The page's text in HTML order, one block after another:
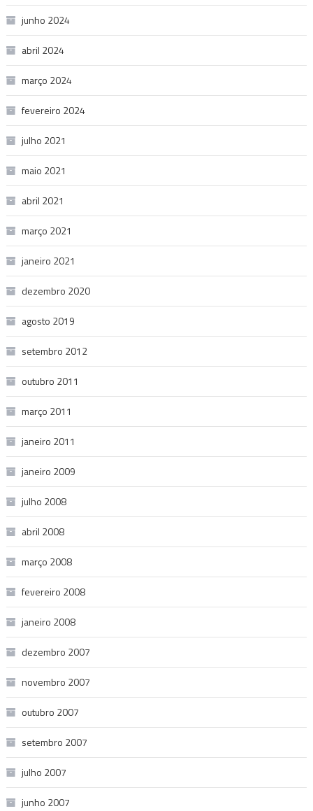
junho 2024
abril 2024
março 2024
fevereiro 2024
julho 2021
maio 2021
abril 2021
março 2021
janeiro 2021
dezembro 2020
agosto 2019
setembro 2012
outubro 2011
março 2011
janeiro 2011
janeiro 2009
julho 2008
abril 2008
março 2008
fevereiro 2008
janeiro 2008
dezembro 2007
novembro 2007
outubro 2007
setembro 2007
julho 2007
junho 2007